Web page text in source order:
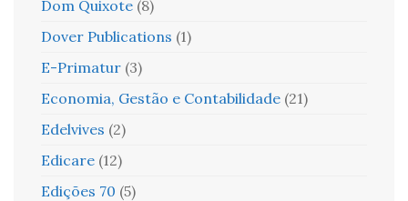
Dom Quixote (8)
Dover Publications (1)
E-Primatur (3)
Economia, Gestão e Contabilidade (21)
Edelvives (2)
Edicare (12)
Edições 70 (5)